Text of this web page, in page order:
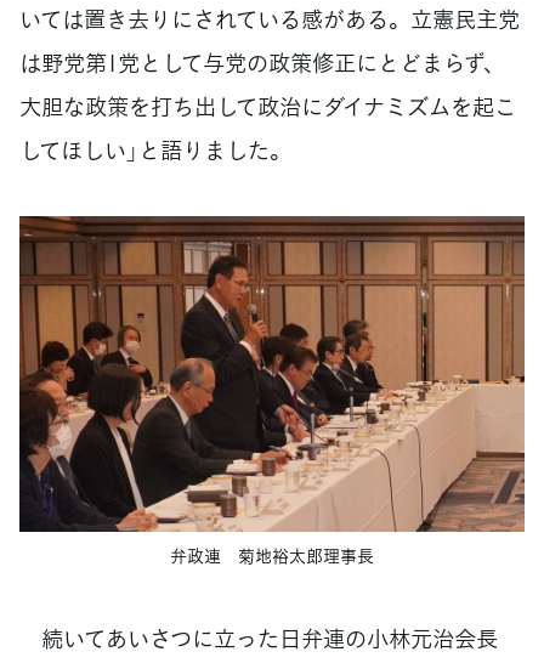
いては置き去りにされている感がある。立憲民主党
は野党第1党として与党の政策修正にとどまらず、
大胆な政策を打ち出して政治にダイナミズムを起こ
してほしい」と語りました。
弁政連 菊地裕太郎理事長
続いてあいさつに立った日弁連の小林元治会長